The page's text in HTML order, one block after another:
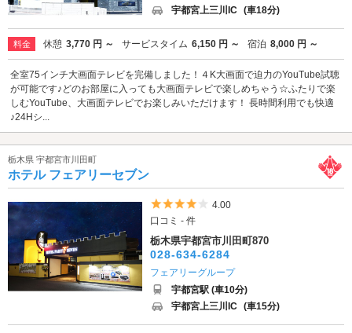
宇都宮上三川IC (車18分)
料金 休憩 3,770 円 ～ サービスタイム 6,150 円 ～ 宿泊 8,000 円 ～
全室75インチ大画面テレビを完備しました！４K大画面で迫力のYouTube試聴
が可能です♪どのお部屋に入っても大画面テレビで楽しめちゃう☆ふたりで楽
しむYouTube、大画面テレビでお楽しみいただけます！ 長時間利用でも快適
♪24Hシ...
栃木県 宇都宮市川田町
ホテル フェアリーセブン
5つ星のうち4
4.00
口コミ - 件
栃木県宇都宮市川田町870
028-634-6284
フェアリーグループ
宇都宮駅 (車10分)
宇都宮上三川IC (車15分)